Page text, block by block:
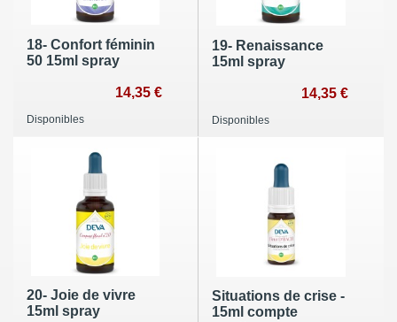
18- Confort féminin
50 15ml spray
14,35 €
Disponibles
19- Renaissance
15ml spray
14,35 €
Disponibles
20- Joie de vivre
15ml spray
Situations de crise -
15ml compte